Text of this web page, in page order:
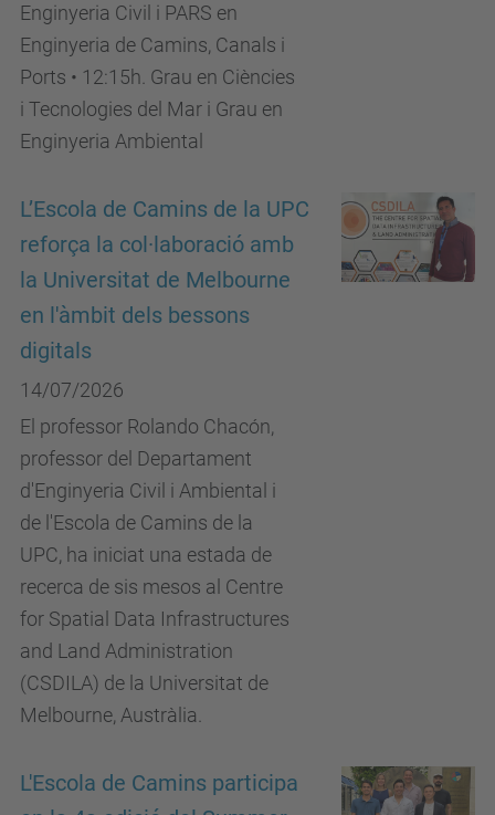
Enginyeria Civil i PARS en
Enginyeria de Camins, Canals i
Ports • 12:15h. Grau en Ciències
i Tecnologies del Mar i Grau en
Enginyeria Ambiental
L’Escola de Camins de la UPC
reforça la col·laboració amb
la Universitat de Melbourne
en l'àmbit dels bessons
digitals
14/07/2026
El professor Rolando Chacón,
professor del Departament
d'Enginyeria Civil i Ambiental i
de l'Escola de Camins de la
UPC, ha iniciat una estada de
recerca de sis mesos al Centre
for Spatial Data Infrastructures
and Land Administration
(CSDILA) de la Universitat de
Melbourne, Austràlia.
L'Escola de Camins participa